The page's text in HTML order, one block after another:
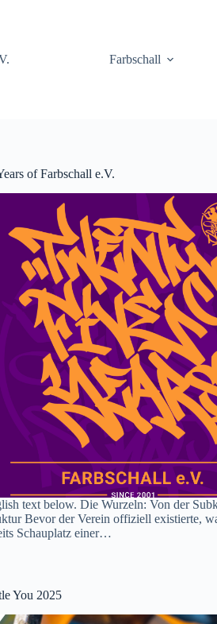
Farbschall
of Farbschall e.V.
text below. Die Wurzeln: Von der
Bevor der Verein offiziell existierte,
Schauplatz einer…
You 2025